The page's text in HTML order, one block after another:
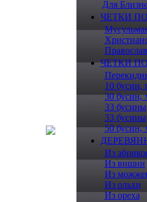
Для
ЧЕТКИ
ЧЕТКИ
10 бусин,
30 бусин,
33
33
50 бусин,
Из
Из вишни
Из
Из ольхи
Из ореха